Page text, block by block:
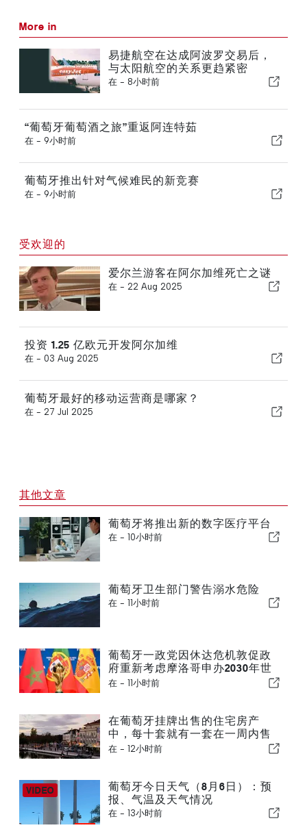
More in
易捷航空在达成阿波罗交易后，
与太阳航空的关系更趋紧密
在 - 8小时前
“葡萄牙葡萄酒之旅”重返阿连特茹
在 - 9小时前
葡萄牙推出针对气候难民的新竞赛
在 - 9小时前
受欢迎的
爱尔兰游客在阿尔加维死亡之谜
在 - 22 Aug 2025
投资 1.25 亿欧元开发阿尔加维
在 - 03 Aug 2025
葡萄牙最好的移动运营商是哪家？
在 - 27 Jul 2025
其他文章
葡萄牙将推出新的数字医疗平台
在 - 10小时前
葡萄牙卫生部门警告溺水危险
在 - 11小时前
葡萄牙一政党因休达危机敦促政
府重新考虑摩洛哥申办2030年世
界杯一事
在 - 11小时前
在葡萄牙挂牌出售的住宅房产
中，每十套就有一套在一周内售
出
在 - 12小时前
葡萄牙今日天气（8月6日）：预
报、气温及天气情况
在 - 13小时前